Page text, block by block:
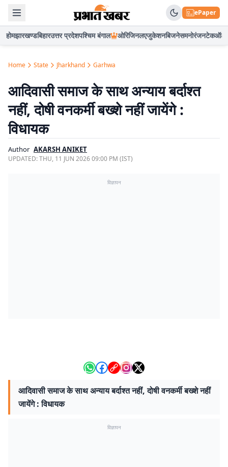
ePaper
होमझारखण्डबिहारउत्तर प्रदेशपश्चिम बंगाल ओरिजिनलएजुकेशनबिजनेसमनोरंजनटेकऑटो
Home State Jharkhand Garhwa
आदिवासी समाज के साथ अन्याय बर्दाश्त
नहीं, दोषी वनकर्मी बख्शे नहीं जायेंगे :
विधायक
Author AKARSH ANIKET
UPDATED:THU, 11 JUN 2026 09:00 PM (IST)
विज्ञापन
आदिवासी समाज के साथ अन्याय बर्दाश्त नहीं, दोषी वनकर्मी बख्शे नहीं
जायेंगे : विधायक
विज्ञापन